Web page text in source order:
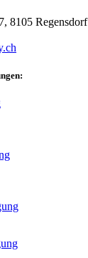
8105 Regensdorf